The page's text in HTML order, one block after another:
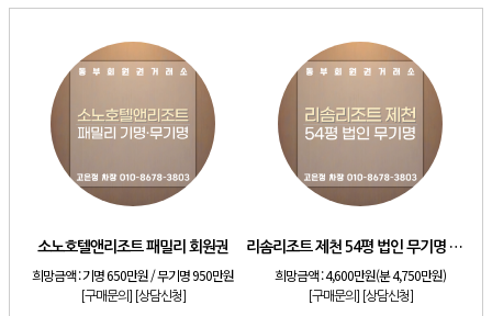
소노호텔앤리조트 패밀리 회원권
희망금액 :기명 650만원 / 무기명 950만원
[구매문의] [상담신청]
리솜리조트 제천 54평 법인 무기명 회원제
희망금액 :4,600만원(분 4,750만원)
[구매문의] [상담신청]